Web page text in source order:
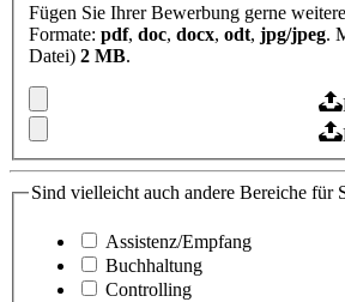
Fügen Sie Ihrer Bewerbung gerne
Formate: pdf, doc, docx, odt, jpg/jpeg.
Datei) 2 MB.
Sind vielleicht auch andere Bereiche für
Assistenz/Empfang
Buchhaltung
Controlling